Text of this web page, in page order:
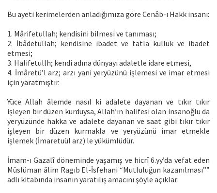
Bu ayeti kerimelerden anladığımıza göre Cenâb-ı Hakk insanı:
1. Mârifetullah; kendisini bilmesi ve tanıması;
2. İbâdetullah; kendisine ibadet ve tatla kulluk ve ibadet
etmesi;
3. Halifetullh; kendi adına dünyayı adaletle idare etmesi,
4. İmâretü’l arz; arzı yani yeryüzünü işlemesi ve imar etmesi
için yaratmıştır.
Yüce Allah âlemde nasıl ki adalete dayanan ve tıkır tıkır
işleyen bir düzen kurduysa, Allah’ın halifesi olan insanoğlu da
yeryüzünde hakka ve adalete dayanan ve saat gibi tıkır tıkır
işleyen bir düzen kurmakla ve yeryüzünü imar etmekle
işlemek (İmaretuül arz) le yükümlüdür.
İmam-ı Gazalî döneminde yaşamış ve hicrî 6.yy’da vefat eden
Müslüman âlim Ragıb El-İsfehani “Mutluluğun kazanılması””
adlı kitabında insanın yaratılış amacını şöyle açıklar: